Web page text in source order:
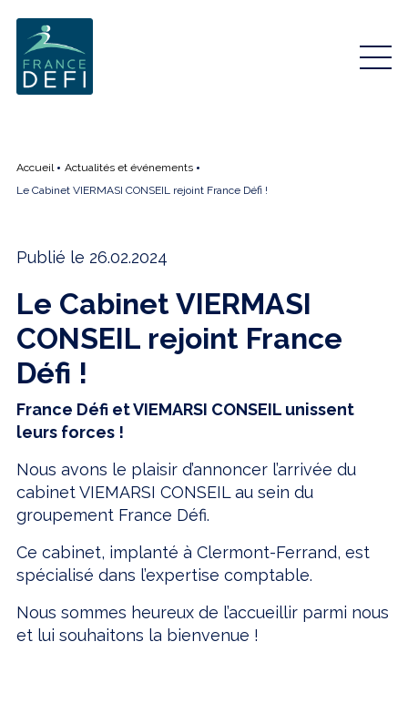
Accueil
Actualités et événements
Le Cabinet VIERMASI CONSEIL rejoint France Défi !
Publié le 26.02.2024
Le Cabinet VIERMASI
CONSEIL rejoint France
Défi !
France Défi et VIEMARSI CONSEIL unissent
leurs forces !
Nous avons le plaisir d’annoncer l’arrivée du
cabinet VIEMARSI CONSEIL au sein du
groupement France Défi.
Ce cabinet, implanté à Clermont-Ferrand, est
spécialisé dans l’expertise comptable.
Nous sommes heureux de l’accueillir parmi nous
et lui souhaitons la bienvenue !